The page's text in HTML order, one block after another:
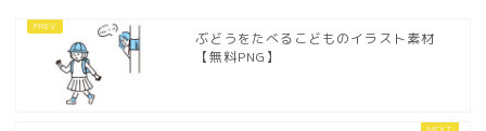
ぶどうをたべるこどものイラスト素材
【無料PNG】